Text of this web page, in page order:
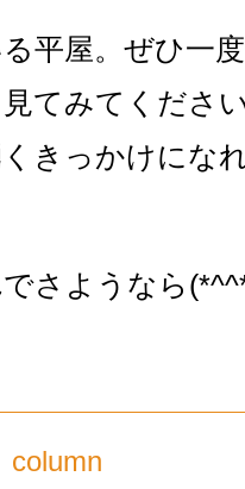
平屋。ぜひ一
てみてくださ
きっかけにな
さようなら
column